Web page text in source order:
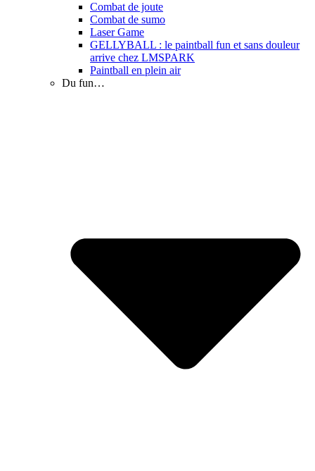
Combat de joute
Combat de sumo
Laser Game
GELLYBALL : le paintball fun et sans douleur
arrive chez LMSPARK
Paintball en plein air
Du fun…